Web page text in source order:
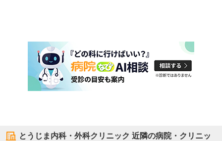
とうじま内科・外科クリニック 近隣の病院・クリニッ